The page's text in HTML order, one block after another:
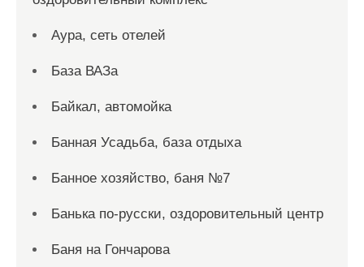
Аура, сеть отелей
База ВАЗа
Байкал, автомойка
Банная Усадьба, база отдыха
Банное хозяйство, баня №7
Банька по-русски, оздоровительный центр
Баня на Гончарова